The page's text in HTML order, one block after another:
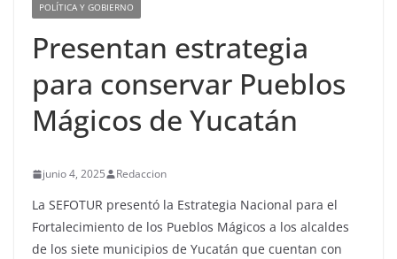
POLÍTICA Y GOBIERNO
Presentan estrategia
para conservar Pueblos
Mágicos de Yucatán
junio 4, 2025 Redaccion
La SEFOTUR presentó la Estrategia Nacional para el
Fortalecimiento de los Pueblos Mágicos a los alcaldes
de los siete municipios de Yucatán que cuentan con